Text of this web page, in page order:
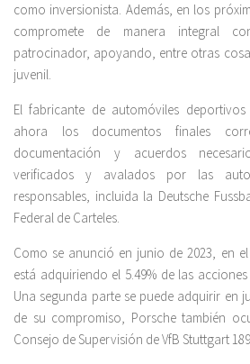
como inversionista. Además, en los
compromete de manera integral
patrocinador, apoyando, entre otras
juvenil.
El fabricante de automóviles
ahora los documentos finales
documentación y acuerdos
verificados y avalados por las
responsables, incluida la Deutsche
Federal de Carteles.
Como se anunció en junio de 2023, en
está adquiriendo el 5.49% de las acciones
Una segunda parte se puede adquirir en
de su compromiso, Porsche también
Consejo de Supervisión de VfB Stuttgart